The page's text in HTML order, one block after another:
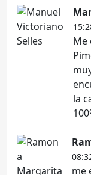
Me
la
me